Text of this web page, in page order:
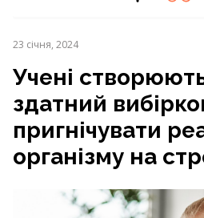
23 січня, 2024
Учені
здатний
пригнічувати
організму на